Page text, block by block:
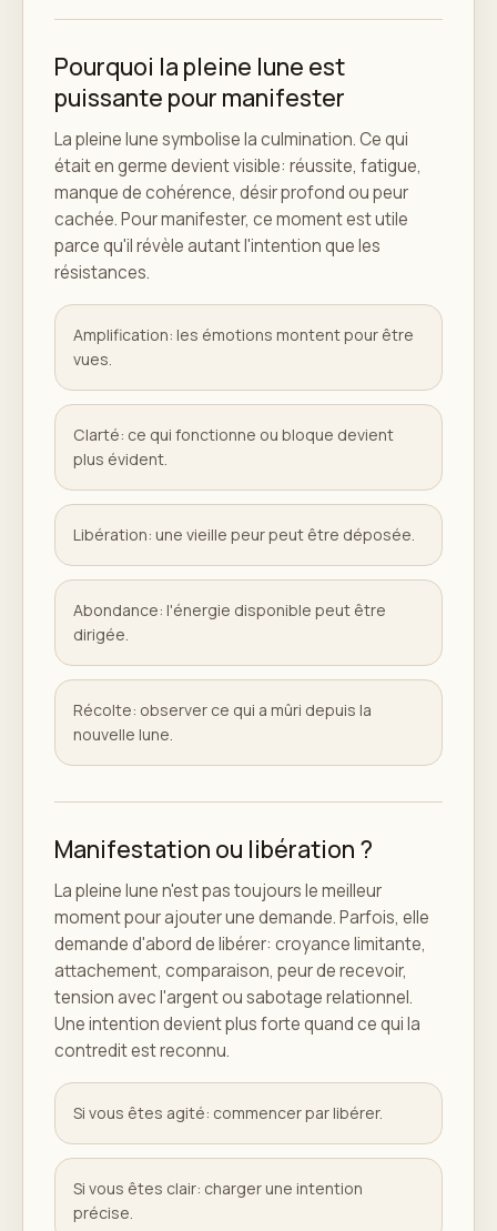
Pourquoi la pleine lune est
puissante pour manifester
La pleine lune symbolise la culmination. Ce qui
était en germe devient visible: réussite, fatigue,
manque de cohérence, désir profond ou peur
cachée. Pour manifester, ce moment est utile
parce qu'il révèle autant l'intention que les
résistances.
Amplification: les émotions montent pour être
vues.
Clarté: ce qui fonctionne ou bloque devient
plus évident.
Libération: une vieille peur peut être déposée.
Abondance: l'énergie disponible peut être
dirigée.
Récolte: observer ce qui a mûri depuis la
nouvelle lune.
Manifestation ou libération ?
La pleine lune n'est pas toujours le meilleur
moment pour ajouter une demande. Parfois, elle
demande d'abord de libérer: croyance limitante,
attachement, comparaison, peur de recevoir,
tension avec l'argent ou sabotage relationnel.
Une intention devient plus forte quand ce qui la
contredit est reconnu.
Si vous êtes agité: commencer par libérer.
Si vous êtes clair: charger une intention
précise.